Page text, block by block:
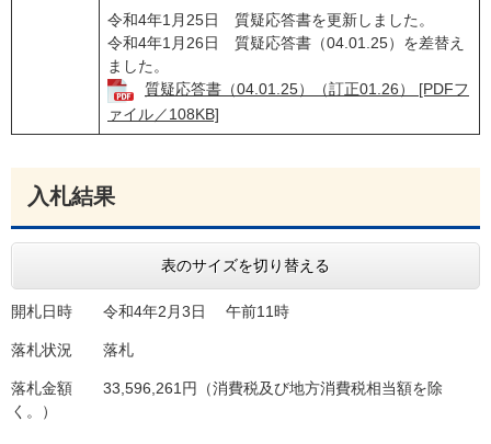
令和4年1月25日 質疑応答書を更新しました。
令和4年1月26日 質疑応答書（04.01.25）を差替え
ました。
質疑応答書（04.01.25）（訂正01.26） [PDFフ
ァイル／108KB]
入札結果
表のサイズを切り替える
開札日時 令和4年2月3日 午前11時
落札状況 落札
落札金額 33,596,261円（消費税及び地方消費税相当額を除
く。）